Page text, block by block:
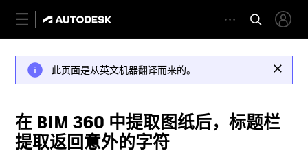
此页面是从英文机器翻译而来的。
在 BIM 360 中提取图纸后，标题栏
提取返回意外的字符